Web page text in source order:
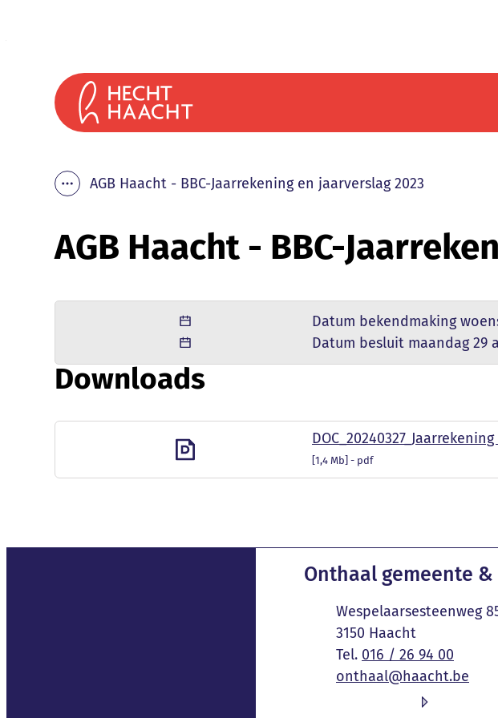
Gemeente Haacht
Toon alle broodkruimel items
AGB Haacht - BBC-Jaarrekening en jaarverslag 2023
AGB Haacht - BBC-
Datum bekendmaking
Datum besluit maandag 29
Downloads
1,4 Mb pdf
Contact &
Onthaal gemeente &
AdresWespelaarsesteenweg
,3150 Haacht
016 / 26 94 00
E-mailonthaal@haacht.be